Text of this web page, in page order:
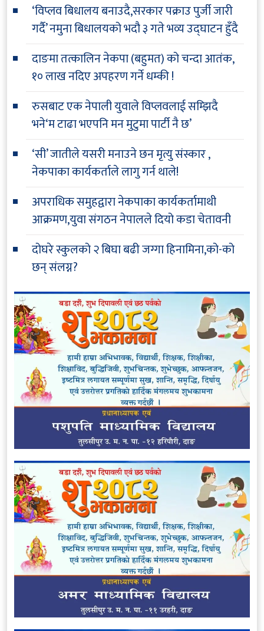
‘विप्लव बिधालय बनाउदै,सरकार पक्राउ पुर्जी जारी
गर्दै’ नमुना बिधालयको भदौ ३ गते भव्य उद्घाटन हुँदै
दाङमा तत्कालिन नेकपा (बहुमत) को चन्दा आतंक,
१० लाख नदिए अपहरण गर्ने धम्की !
रुसबाट एक नेपाली युवाले विप्लवलाई सम्झिदै
भने‘म टाढा भएपनि मन मुटुमा पार्टी नै छ’
‘सी’ जातीले यसरी मनाउने छन मृत्यु संस्कार ,
नेकपाका कार्यकर्ताले लागु गर्न थाले!
अपराधिक समुहद्वारा नेकपाका कार्यकर्तामाथी
आक्रमण,युवा संगठन नेपालले दियो कडा चेतावनी
दोघरे स्कुलको २ बिघा बढी जग्गा हिनामिना,को-को
छन् संलग्न?